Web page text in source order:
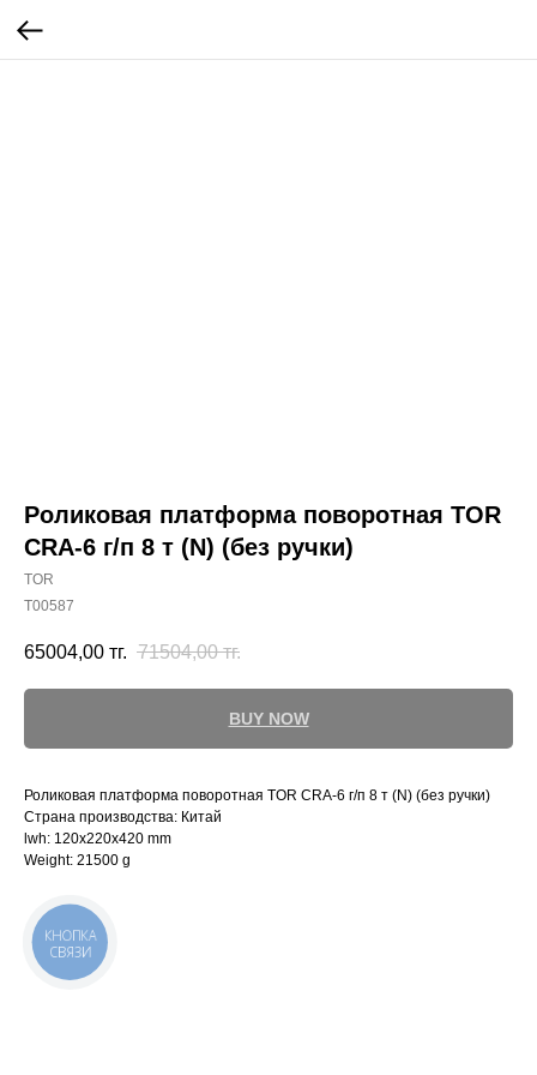
Роликовая платформа поворотная TOR
CRA-6 г/п 8 т (N) (без ручки)
TOR
T00587
65004,00 тг. 71504,00 тг.
BUY NOW
Роликовая платформа поворотная TOR CRA-6 г/п 8 т (N) (без ручки)
Страна производства: Китай
lwh: 120x220x420 mm
Weight: 21500 g
КНОПКА
СВЯЗИ